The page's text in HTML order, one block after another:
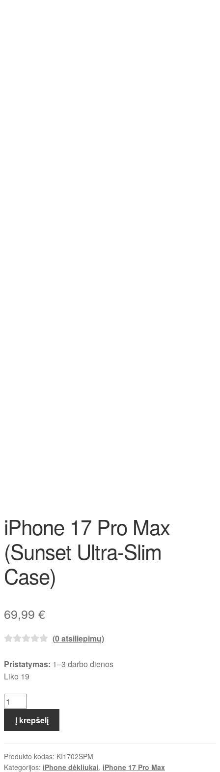
iPhone 17 Pro Max
(Sunset Ultra-Slim
Case)
69,99 €
(0atsiliepimų)
Pristatymas: 1–3 darbo dienos
Liko 19
produkto
kiekis:
iPhone
Max
Į krepšelį
Produkto kodas: KI1702SPM
Kategorijos: iPhone dėkliukai, iPhone 17 Pro Max